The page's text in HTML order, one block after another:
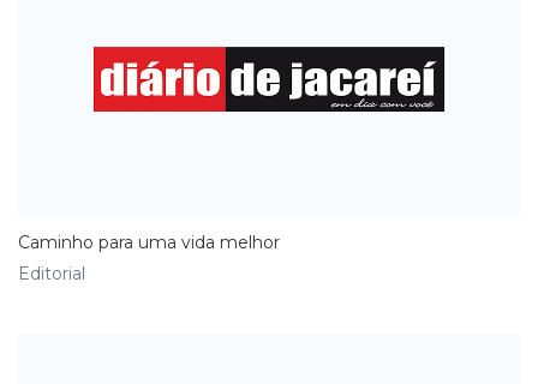
Caminho para uma vida melhor
Editorial